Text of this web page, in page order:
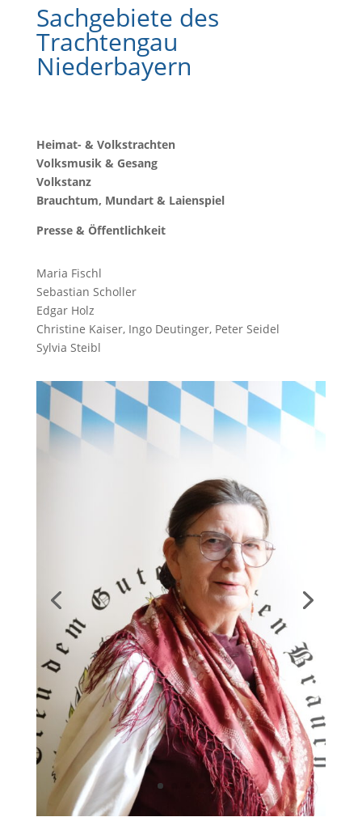
Sachgebiete des
Trachtengau
Niederbayern
Heimat- & Volkstrachten
Volksmusik & Gesang
Volkstanz
Brauchtum, Mundart & Laienspiel
Presse & Öffentlichkeit
Maria Fischl
Sebastian Scholler
Edgar Holz
Christine Kaiser, Ingo Deutinger, Peter Seidel
Sylvia Steibl